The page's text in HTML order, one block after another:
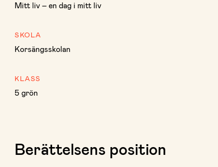
Mitt liv – en dag i mitt liv
SKOLA
Korsängsskolan
KLASS
5 grön
Berättelsens position